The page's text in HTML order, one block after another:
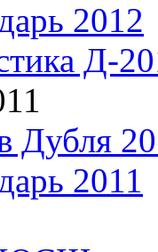
2012
Д-
Дубля
2011